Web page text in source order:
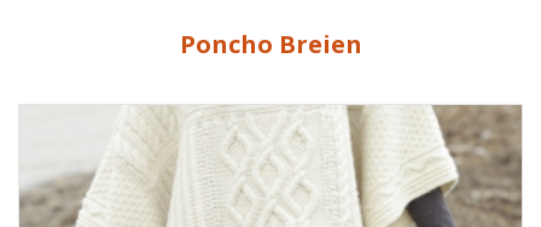
Poncho Breien